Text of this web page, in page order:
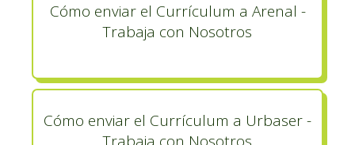
Cómo enviar el Currículum a Arenal -
Trabaja con Nosotros
Cómo enviar el Currículum a Urbaser -